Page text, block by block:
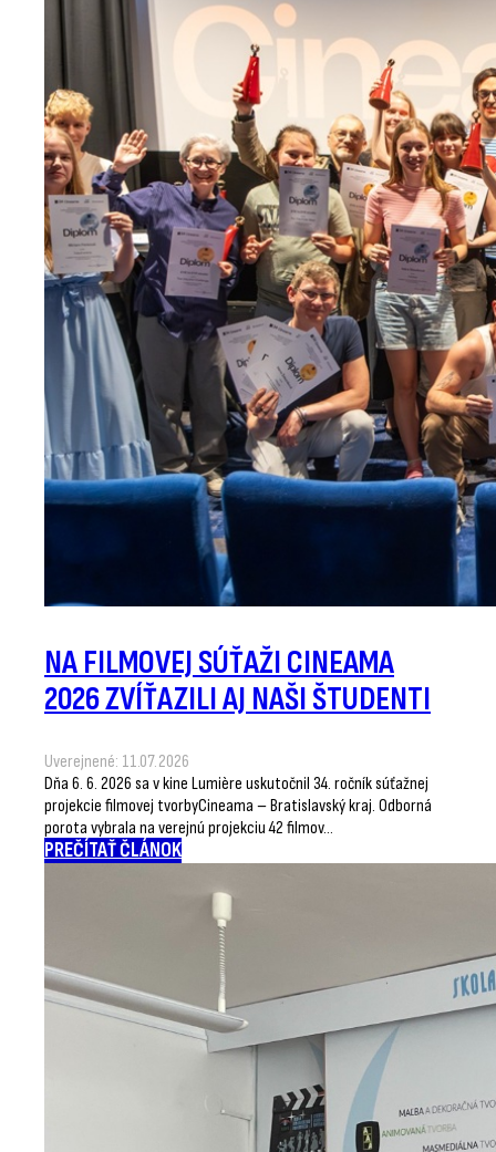
NA FILMOVEJ SÚŤAŽI CINEAMA
2026 ZVÍŤAZILI AJ NAŠI ŠTUDENTI
Uverejnené: 11.07.2026
Dňa 6. 6. 2026 sa v kine Lumière uskutočnil 34. ročník súťažnej
projekcie filmovej tvorbyCineama – Bratislavský kraj. Odborná
porota vybrala na verejnú projekciu 42 filmov…
PREČÍTAŤ ČLÁNOK